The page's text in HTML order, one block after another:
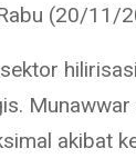
(20/11/
akibat